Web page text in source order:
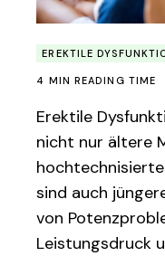
EREKTILE
4 MIN READING TIME
Erektile
nicht nur ältere
sind auch
von
Leistungsdruck